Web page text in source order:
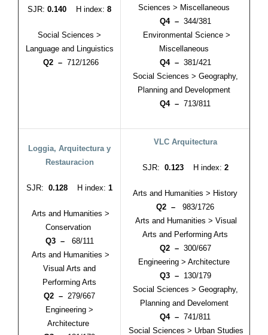
SJR: 0.140 H index: 8
Social Sciences >
Language and Linguistics
Q2 – 712/1266
Sciences > Miscellaneous
Q4 – 344/381
Environmental Science >
Miscellaneous
Q4 – 381/421
Social Sciences > Geography,
Planning and Development
Q4 – 713/811
Loggia, Arquitectura y
Restauracion
SJR: 0.128 H index: 1
Arts and Humanities >
Conservation
Q3 –
68/111
Arts and Humanities >
Visual Arts and
Performing Arts
Q2 – 279/667
Engineering >
Architecture
VLC Arquitectura
SJR: 0.123 H index: 2
Arts and Humanities > History
Q2 –
983/1726
Arts and Humanities > Visual
Arts and Performing Arts
Q2 – 300/667
Engineering > Architecture
Q3 – 130/179
Social Sciences > Geography,
Planning and Develoment
Q4 – 741/811
Social Sciences > Urban Studies